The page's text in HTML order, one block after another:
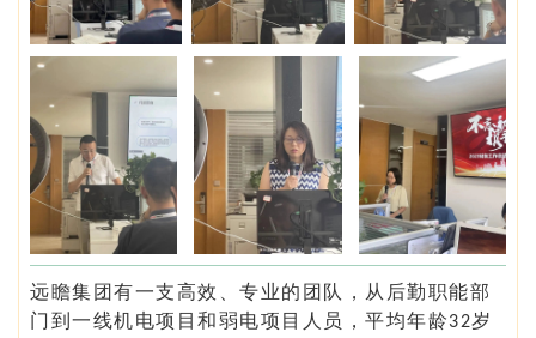
远瞻集团有一支高效、专业的团队，从后勤职能部
门到一线机电项目和弱电项目人员，平均年龄32岁